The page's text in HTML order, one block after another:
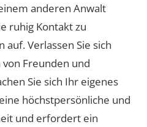
anderen Anwalt
ruhig Kontakt zu
Verlassen Sie sich
Freunden und
Sie sich Ihr eigenes
höchstpersönliche und
und erfordert ein